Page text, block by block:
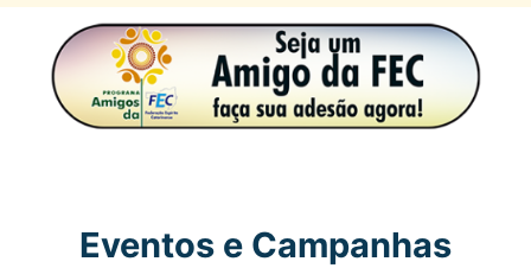
Eventos e Campanhas